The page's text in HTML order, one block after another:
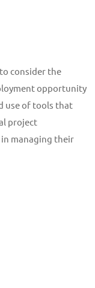
consider the
opportunity
use of tools that
project
managing their